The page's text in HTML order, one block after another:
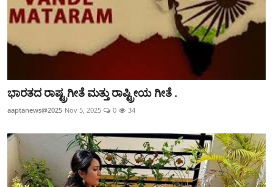
ಭಾರತದ ರಾಷ್ಟ್ರಗೀತೆ ಮತ್ತು ರಾಷ್ಟ್ರೀಯ ಗೀತೆ .
aaptanews@2025 Nov 5, 2025 0 34